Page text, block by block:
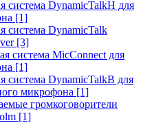
система DynamicTalkH для
[1]
система DynamicTalk
[3]
система MicConnect для
[1]
система DynamicTalkB для
микрофона [1]
громкоговорители
[1]